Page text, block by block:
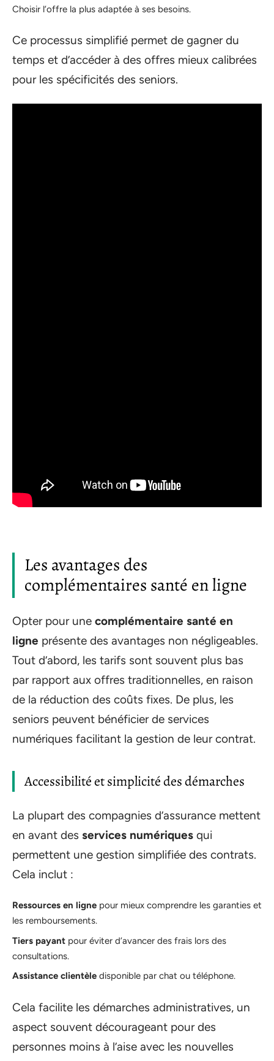
Choisir l’offre la plus adaptée à ses besoins.
Ce processus simplifié permet de gagner du
temps et d’accéder à des offres mieux calibrées
pour les spécificités des seniors.
Les avantages des
complémentaires santé en ligne
Opter pour une complémentaire santé en
ligne présente des avantages non négligeables.
Tout d’abord, les tarifs sont souvent plus bas
par rapport aux offres traditionnelles, en raison
de la réduction des coûts fixes. De plus, les
seniors peuvent bénéficier de services
numériques facilitant la gestion de leur contrat.
Accessibilité et simplicité des démarches
La plupart des compagnies d’assurance mettent
en avant des services numériques qui
permettent une gestion simplifiée des contrats.
Cela inclut :
Ressources en ligne pour mieux comprendre les garanties et
les remboursements.
Tiers payant pour éviter d’avancer des frais lors des
consultations.
Assistance clientèle disponible par chat ou téléphone.
Cela facilite les démarches administratives, un
aspect souvent décourageant pour des
personnes moins à l’aise avec les nouvelles